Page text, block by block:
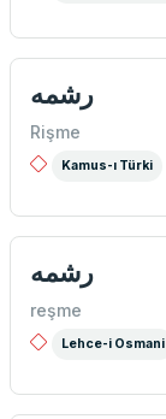
رشمه
Rişme
Kamus-ı Türki
رشمه
reşme
Lehce-i Osmani